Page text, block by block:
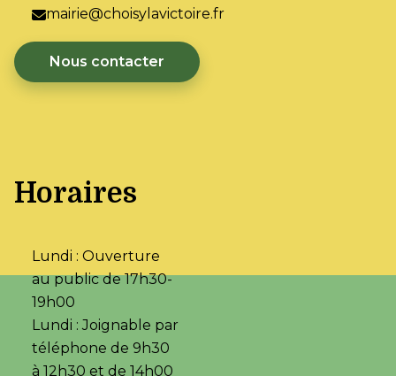
mairie@choisylavictoire.fr
Nous contacter
Horaires
Lundi : Ouverture
au public de 17h30-
19h00
Lundi : Joignable par
téléphone de 9h30
à 12h30 et de 14h00